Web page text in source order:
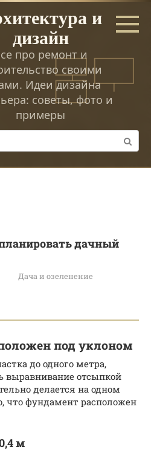
и
дизайн
про ремонт и
своими
Идеи дизайна
советы, фото и
примеры
дачный
Дача и озеленение
под уклоном
до одного метра,
выравнивание отсыпкой
делается на одном
что фундамент расположен
м